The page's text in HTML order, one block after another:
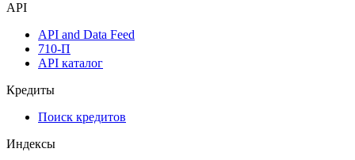
API
API and Data Feed
710-П
API каталог
Кредиты
Поиск кредитов
Индексы